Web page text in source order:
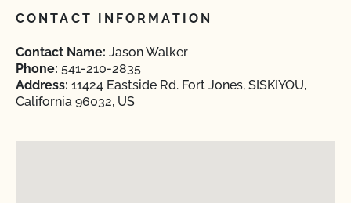
CONTACT INFORMATION
Contact Name: Jason Walker
Phone: 541-210-2835
Address: 11424 Eastside Rd. Fort Jones, SISKIYOU,
California 96032, US